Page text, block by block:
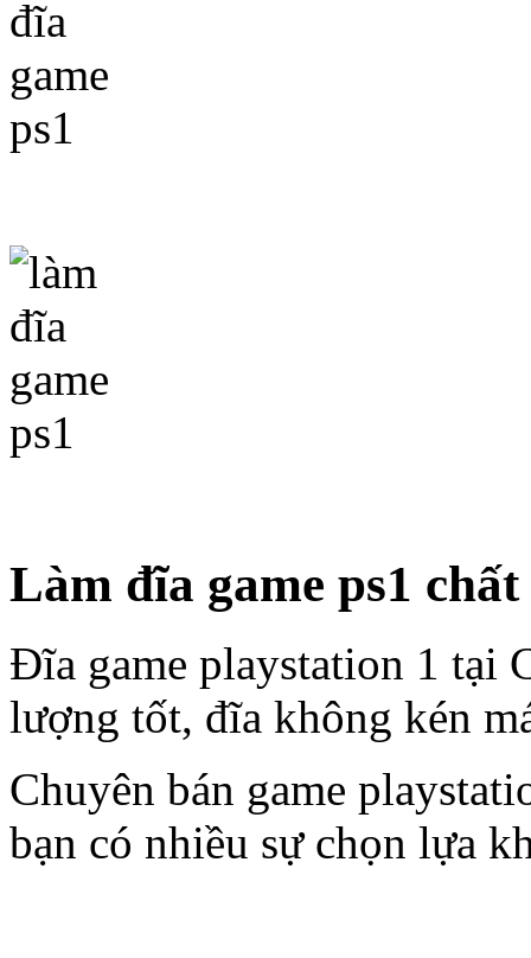
Làm đĩa game ps1
Đĩa game playstation 1 tại
lượng tốt, đĩa không kén
Chuyên bán game
bạn có nhiều sự chọn lựa